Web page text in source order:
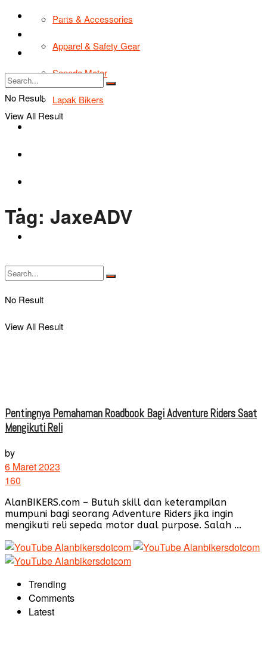
Parts & Accessories
Apparel & Safety Gear
Sepeda Motor
Lapak Bikers
Bikers Cars
No Result
View All Result
TIPS & TRIK
Tentang Kami
No Result
View All Result
Tag: JaxeADV
Pentingnya Pemahaman Roadbook Bagi Adventure Riders Saat
Mengikuti Reli
by
6 Maret 2023
160
AlanBIKERS.com – Butuh skill dan keterampilan
mumpuni bagi seorang Adventure Riders jika ingin
mengikuti reli sepeda motor dual purpose. Salah ...
Trending
Comments
Latest